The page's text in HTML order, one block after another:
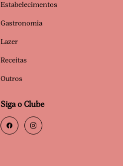
Estabelecimentos
Gastronomia
Lazer
Receitas
Outros
Siga o Clube